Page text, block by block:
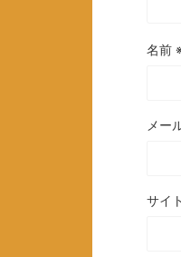
名前
メー
サイト